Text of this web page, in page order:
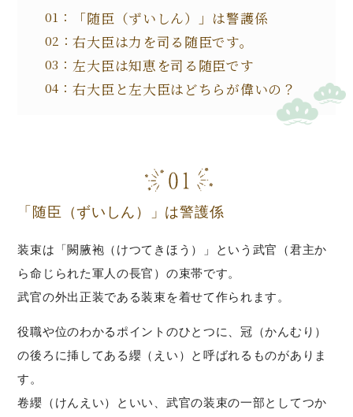
「随臣（ずいしん）」は警護係
右大臣は力を司る随臣です。
左大臣は知恵を司る随臣です
右大臣と左大臣はどちらが偉いの？
「随臣（ずいしん）」は警護係
装束は「闕腋袍（けつてきほう）」という武官（君主か
ら命じられた軍人の長官）の束帯です。
武官の外出正装である装束を着せて作られます。
役職や位のわかるポイントのひとつに、冠（かんむり）
の後ろに挿してある纓（えい）と呼ばれるものがありま
す。
卷纓（けんえい）といい、武官の装束の一部としてつか